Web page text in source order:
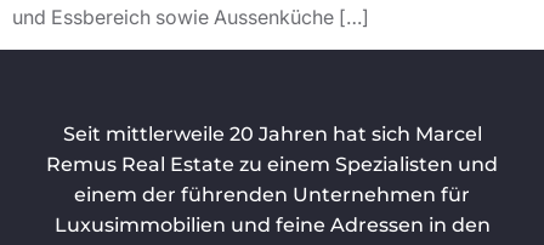
und Essbereich sowie Aussenküche […]
Seit mittlerweile 20 Jahren hat sich Marcel
Remus Real Estate zu einem Spezialisten und
einem der führenden Unternehmen für
Luxusimmobilien und feine Adressen in den